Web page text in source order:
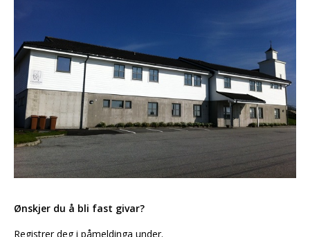
Ønskjer du å bli fast givar?
Registrer deg i påmeldinga under.